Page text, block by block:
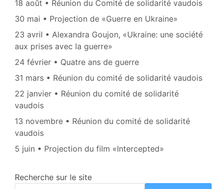
18 août • Réunion du Comité de solidarité vaudois
30 mai • Projection de «Guerre en Ukraine»
23 avril • Alexandra Goujon, «Ukraine: une société
aux prises avec la guerre»
24 février • Quatre ans de guerre
31 mars • Réunion du comité de solidarité vaudois
22 janvier • Réunion du comité de solidarité
vaudois
13 novembre • Réunion du comité de solidarité
vaudois
5 juin • Projection du film «Intercepted»
Recherche sur le site